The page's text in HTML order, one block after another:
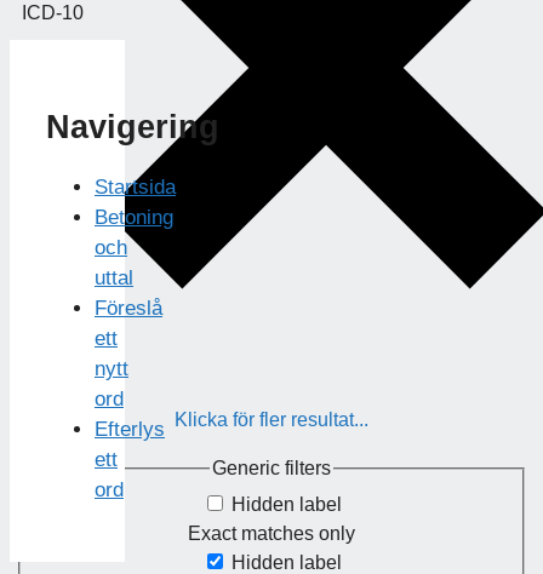
Klicka för fler resultat...
Generic filters
Hidden label
Exact matches only
Hidden label
ICD-10
Navigering
Startsida
Betoning
och
uttal
Föreslå
ett
nytt
ord
Efterlys
ett
ord